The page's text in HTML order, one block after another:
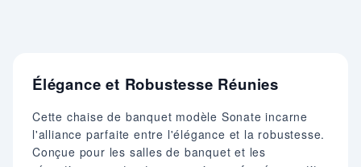
Élégance et Robustesse Réunies
Cette chaise de banquet modèle Sonate incarne
l'alliance parfaite entre l'élégance et la robustesse.
Conçue pour les salles de banquet et les